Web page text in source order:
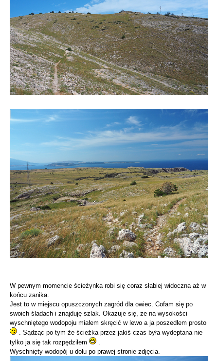
W pewnym momencie ścieżynka robi się coraz słabiej widoczna aż w
końcu zanika.
Jest to w miejscu opuszczonych zagród dla owiec. Cofam się po
swoich śladach i znajduję szlak. Okazuje się, ze na wysokości
wyschniętego wodopoju miałem skręcić w lewo a ja poszedłem prosto
. Sądząc po tym że ścieżka przez jakiś czas była wydeptana nie
tylko ja się tak rozpędziłem
.
Wyschnięty wodopój u dołu po prawej stronie zdjęcia.